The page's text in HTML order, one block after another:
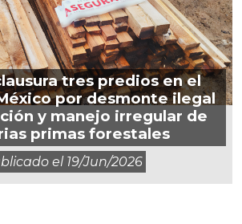
tres predios en el
por desmonte ilegal
y manejo irregular de
primas forestales
el 19/jun/2026